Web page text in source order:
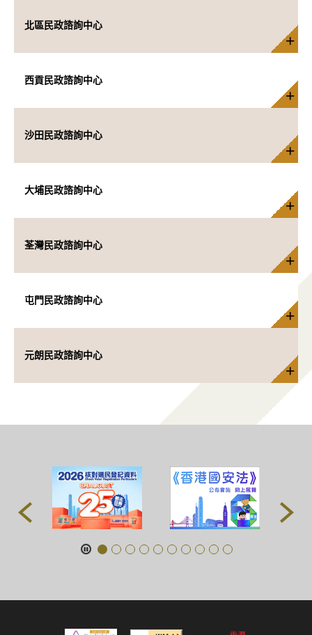
北區民政諮詢中心
西貢民政諮詢中心
沙田民政諮詢中心
大埔民政諮詢中心
荃灣民政諮詢中心
屯門民政諮詢中心
元朗民政諮詢中心